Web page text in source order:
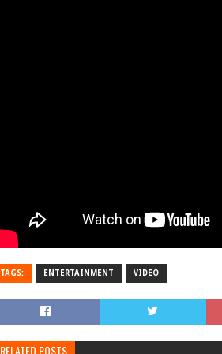
TAGS: ENTERTAINMENT VIDEO
RELATED POSTS